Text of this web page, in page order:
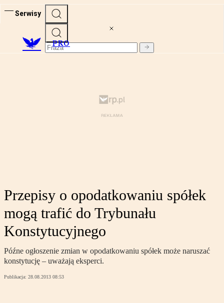
Serwisy
PRO
Przepisy o opodatkowaniu spółek
mogą trafić do Trybunału
Konstytucyjnego
Późne ogłoszenie zmian w opodatkowaniu spółek może naruszać
konstytucję – uważają eksperci.
Publikacja: 28.08.2013 08:53